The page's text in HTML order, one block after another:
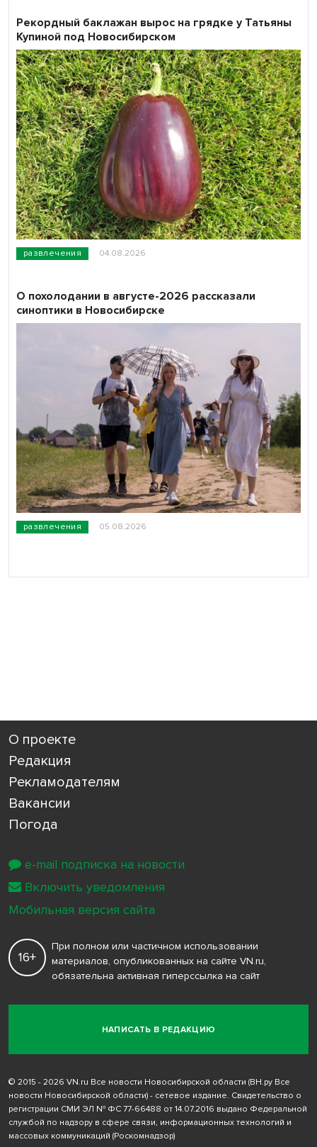
развлечения 04.08.2026
Рекордный баклажан вырос на грядке у Татьяны
Купиной под Новосибирском
развлечения 05.08.2026
О похолодании в августе-2026 рассказали
синоптики в Новосибирске
О проекте
Редакция
Рекламодателям
Вакансии
Погода
НАПИСАТЬ В РЕДАКЦИЮ
16+
При полном или частичном использовании
материалов, опубликованных на сайте VN.ru,
обязательна активная гиперссылка на сайт
© 2015 - 2026 VN.ru Все новости Новосибирской области (ВН.ру Все
новости Новосибирской области) - сетевое издание. Свидетельство о
регистрации СМИ ЭЛ № ФС 77-66488 от 14.07.2016 выдано Федеральной
службой по надзору в сфере связи, информационных технологий и
массовых коммуникаций (Роскомнадзор)
e-mail подписка на новости
Включить уведомления
Мобильная версия сайта